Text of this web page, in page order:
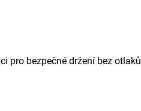
pro bezpečné držení bez otlaků